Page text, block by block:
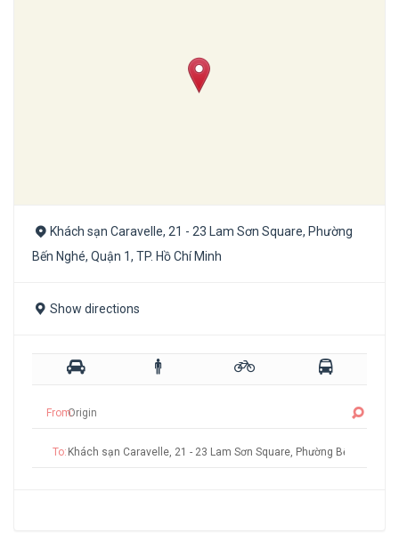
Khách sạn Caravelle, 21 - 23 Lam Sơn Square, Phường
Bến Nghé, Quận 1, TP. Hồ Chí Minh
Show directions
From:
To: